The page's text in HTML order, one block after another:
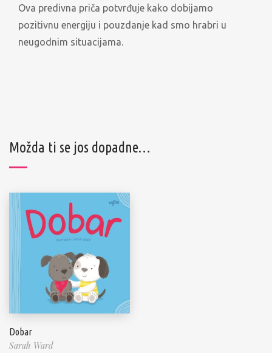
Ova predivna priča potvrđuje kako dobijamo
pozitivnu energiju i pouzdanje kad smo hrabri u
neugodnim situacijama.
Možda ti se jos dopadne…
Dobar
Sarah Ward